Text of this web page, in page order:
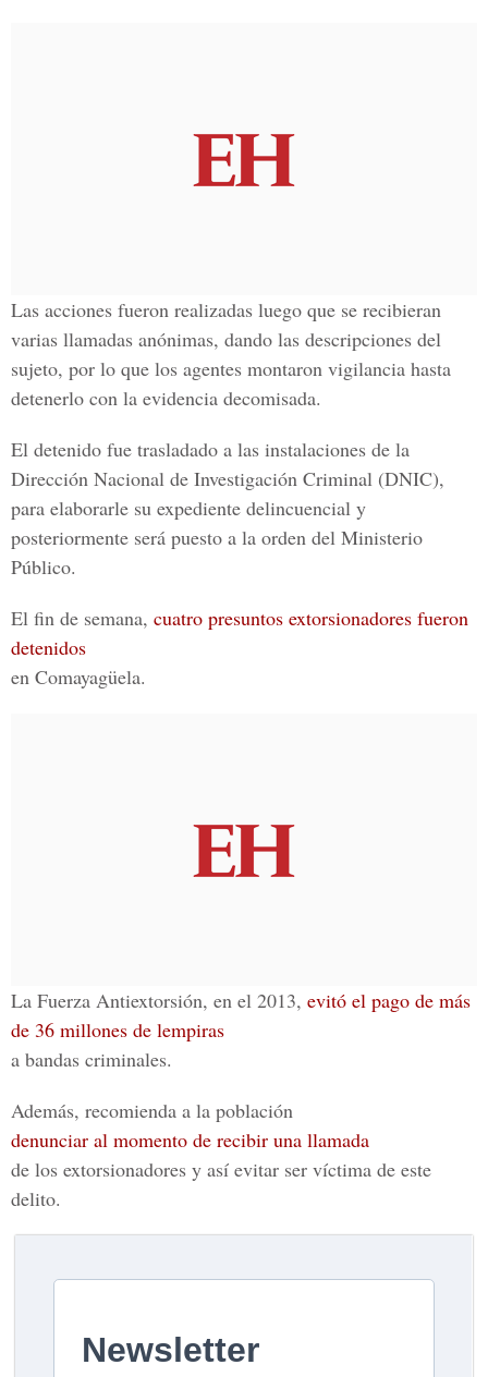
Las acciones fueron realizadas luego que se recibieran
varias llamadas anónimas, dando las descripciones del
sujeto, por lo que los agentes montaron vigilancia hasta
detenerlo con la evidencia decomisada.
El detenido fue trasladado a las instalaciones de la
Dirección Nacional de Investigación Criminal (DNIC),
para elaborarle su expediente delincuencial y
posteriormente será puesto a la orden del Ministerio
Público.
El fin de semana, cuatro presuntos extorsionadores fueron
detenidos
en Comayagüela.
La Fuerza Antiextorsión, en el 2013, evitó el pago de más
de 36 millones de lempiras
a bandas criminales.
Además, recomienda a la población
denunciar al momento de recibir una llamada
de los extorsionadores y así evitar ser víctima de este
delito.